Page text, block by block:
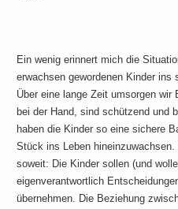
Ein wenig erinnert mich die
erwachsen gewordenen Kinder ins
Über eine lange Zeit umsorgen wir
bei der Hand, sind schützend und
haben die Kinder so eine sichere
Stück ins Leben
soweit: Die Kinder sollen (und
eigenverantwortlich
übernehmen. Die Beziehung